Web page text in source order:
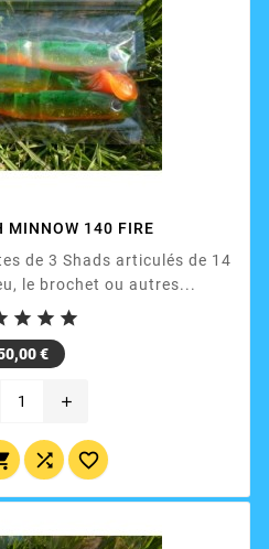
MINNOW 140 FIRE
de 3 Shads articulés de 14
le brochet ou autres...
  
€ Prix
add
 